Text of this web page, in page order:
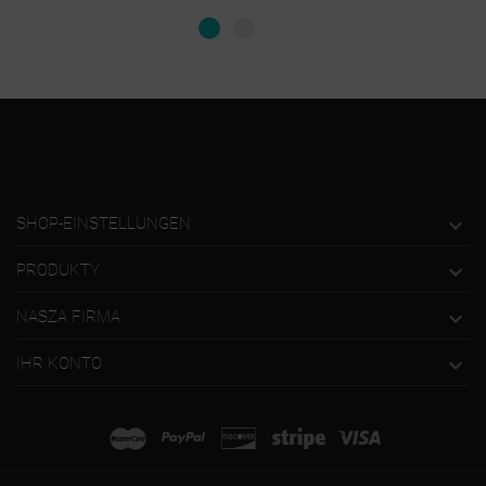
SHOP-EINSTELLUNGEN 
PRODUKTY 
NASZA FIRMA 
IHR KONTO 